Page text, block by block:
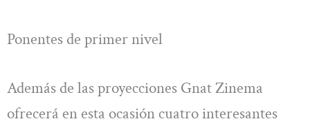
Ponentes de primer nivel
Además de las proyecciones Gnat Zinema
ofrecerá en esta ocasión cuatro interesantes